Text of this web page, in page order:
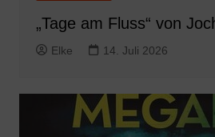
„Tage am Fluss“ von
Elke 14. Juli 2026